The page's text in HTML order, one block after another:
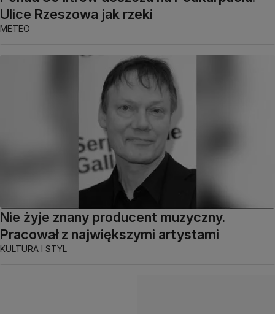
Ulice Rzeszowa jak rzeki
METEO
Nie żyje znany producent muzyczny.
Pracował z największymi artystami
KULTURA I STYL